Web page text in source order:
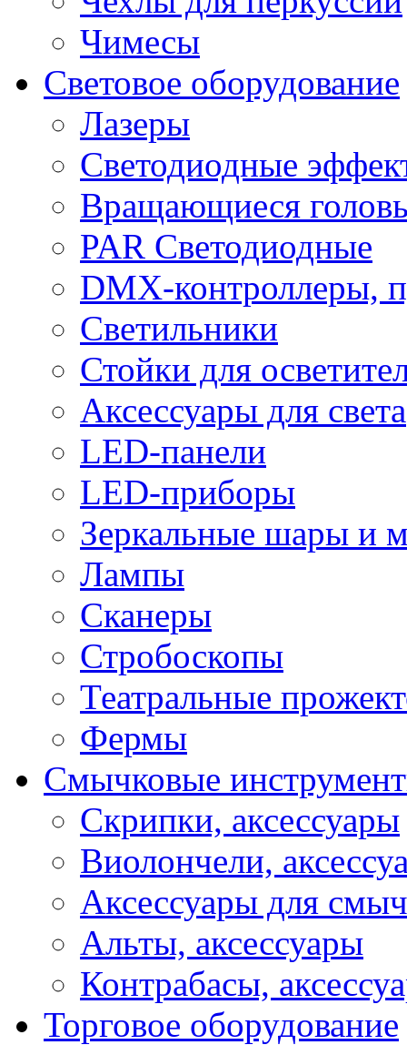
Чимесы
Световое оборудование
Лазеры
Светодиодные
Вращающиеся
PAR Светодиодные
DMX-контроллеры,
Светильники
Стойки для
Аксессуары для света
LED-панели
LED-приборы
Зеркальные шары и
Лампы
Сканеры
Стробоскопы
Театральные
Фермы
Смычковые
Скрипки, аксессуары
Виолончели,
Аксессуары для
Альты, аксессуары
Контрабасы,
Торговое оборудование